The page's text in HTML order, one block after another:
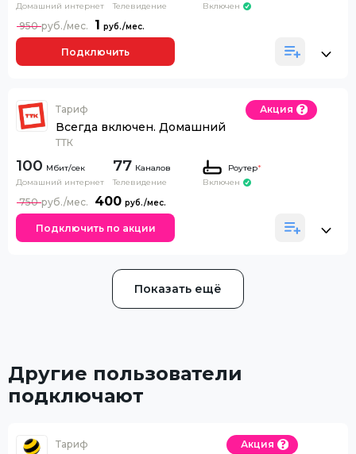
Домашний интернет
Телевидение
Включен
1
950
Подключить
Тариф
Всегда включен. Домашний
ТТК
Акция
100
Домашний интернет
77 Каналов
Телевидение
Роутер*
Включен
400
750
Подключить по акции
Показать ещё
Другие пользователи
подключают
Тариф Акция